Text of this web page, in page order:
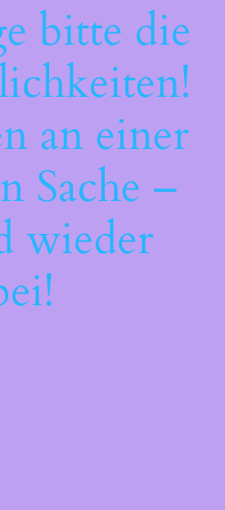
bitte die
an einer
Sache –
wieder